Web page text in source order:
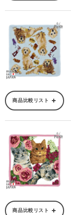
商品比較リスト
商品比較リスト